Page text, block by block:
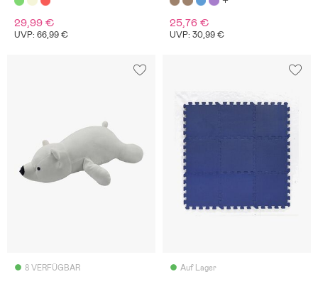
29,99 €
UVP: 66,99 €
25,76 €
UVP: 30,99 €
8 VERFÜGBAR Auf Lager